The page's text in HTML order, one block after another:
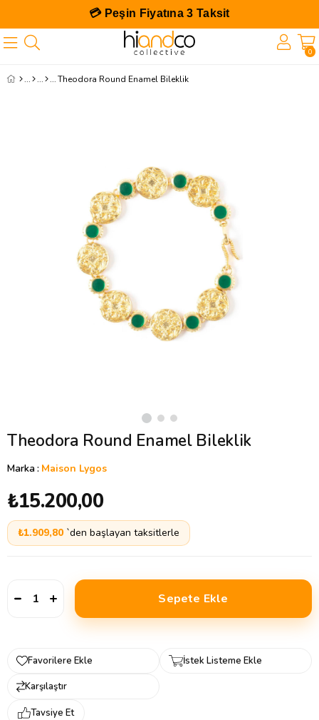
💳 Peşin Fiyatına 3 Taksit
0
Theodora Round Enamel Bileklik
Theodora Round Enamel Bileklik
Marka: Maison Lygos
₺15.200,00
₺1.909,80 `den başlayan taksitlerle
Favorilere Ekle
İstek Listeme Ekle
Karşılaştır
Tavsiye Et